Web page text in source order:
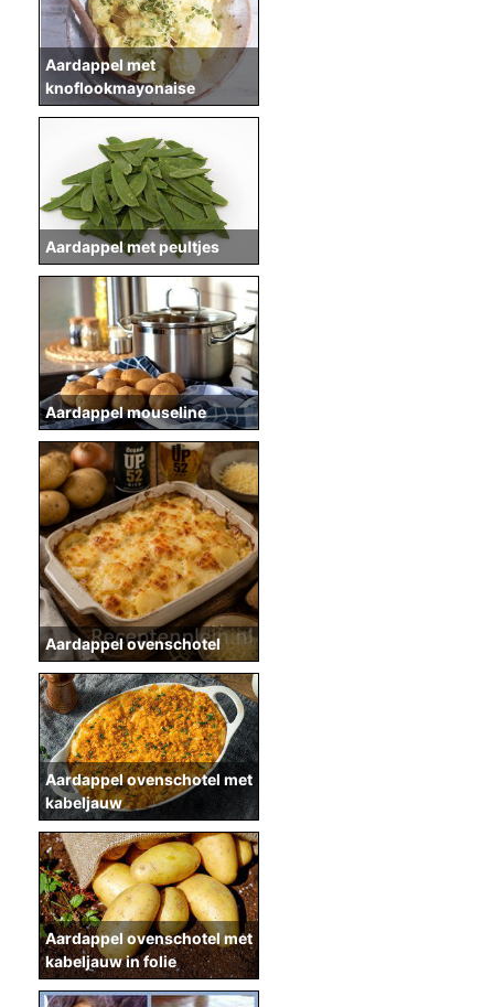
Aardappel met
knoflookmayonaise
Aardappel met peultjes
Aardappel mouseline
Aardappel ovenschotel
Aardappel ovenschotel met
kabeljauw
Aardappel ovenschotel met
kabeljauw in folie